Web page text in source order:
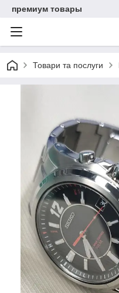
премиум товары
Товари та послуги